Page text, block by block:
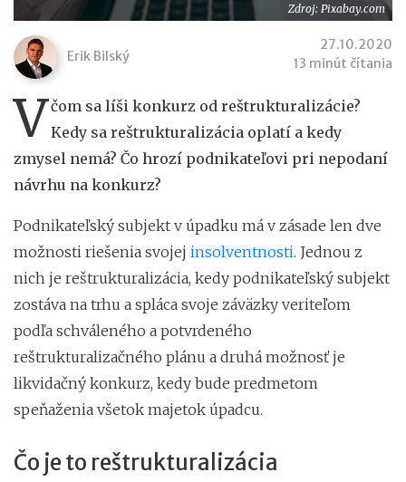
Zdroj: Pixabay.com
Erik Bilský
27.10.2020
13 minút čítania
Včom sa líši konkurz od reštrukturalizácie?
Kedy sa reštrukturalizácia oplatí a kedy
zmysel nemá? Čo hrozí podnikateľovi pri nepodaní
návrhu na konkurz?
Podnikateľský subjekt v úpadku má v zásade len dve
možnosti riešenia svojej insolventnosti. Jednou z
nich je reštrukturalizácia, kedy podnikateľský subjekt
zostáva na trhu a spláca svoje záväzky veriteľom
podľa schváleného a potvrdeného
reštrukturalizačného plánu a druhá možnosť je
likvidačný konkurz, kedy bude predmetom
speňaženia všetok majetok úpadcu.
Čo je to reštrukturalizácia